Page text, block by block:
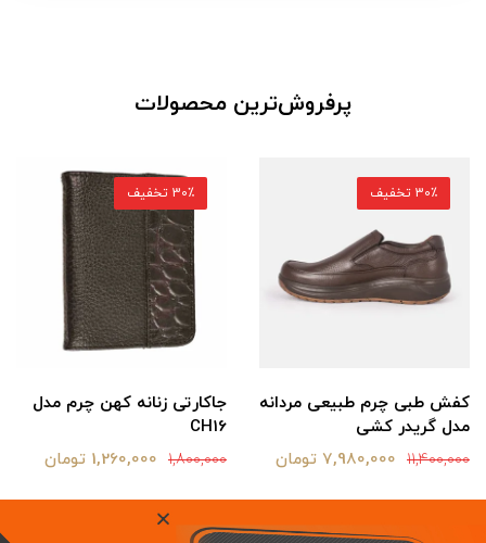
پرفروش‌ترین محصولات
کفش طبی چرم طبیعی مردانه
مدل گریدر کشی
11,400,000 7,980,000 تومان
30٪ تخفیف
جاکارتی زنانه کهن چرم مدل
CH16
1,800,000 1,260,000 تومان
30٪ تخفیف